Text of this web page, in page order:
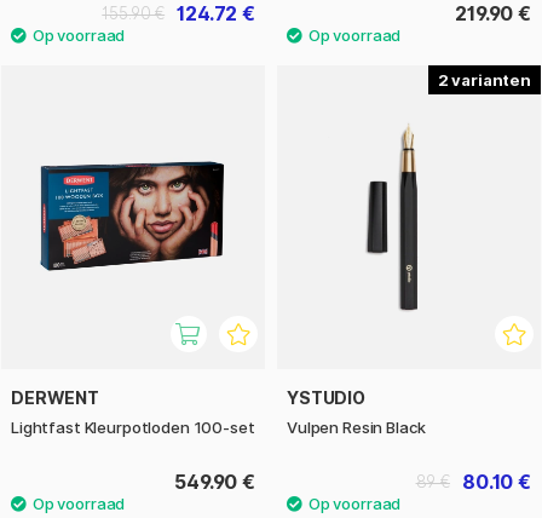
124.72 €
155.90 € 219.90 €
DERWENT
Lightfast Kleurpotloden 100-set
549.90 €
2
YSTUDIO
Vulpen Resin Black
80.10 €
89 €